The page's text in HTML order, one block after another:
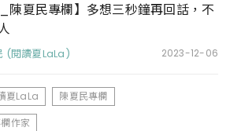
陳夏民專欄】多想三秒鐘再回話，不
(閱讀夏LaLa) 2023-12-06
夏LaLa
陳夏民專欄
作家